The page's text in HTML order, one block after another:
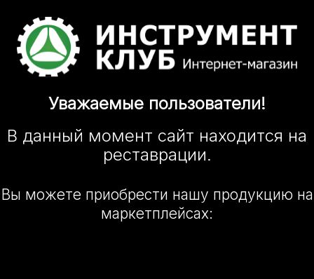
Уважаемые пользователи!
В данный момент сайт находится на
реставрации.
Вы можете приобрести нашу продукцию на
маркетплейсах: